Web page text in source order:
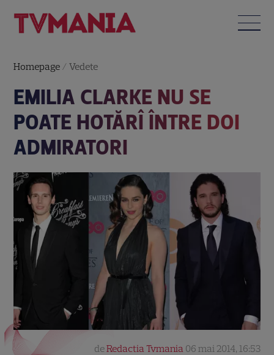
Homepage /Vedete
EMILIA CLARKE NU SE
POATE HOTĂRÎ ÎNTRE DOI
ADMIRATORI
deRedactia Tvmania 06 mai 2014, 16:53